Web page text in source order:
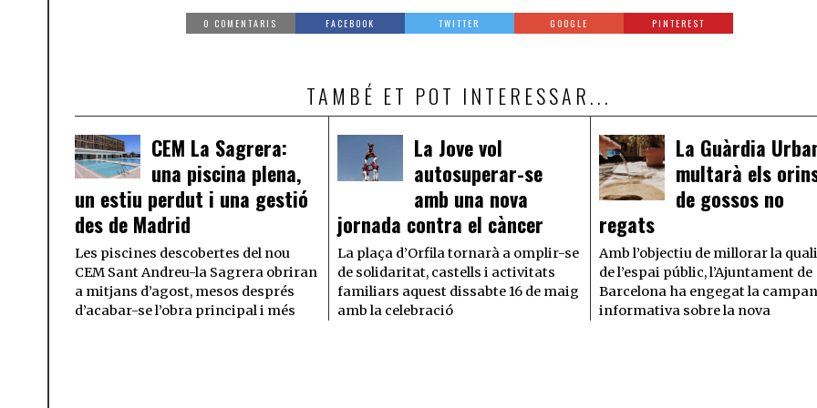
0 COMENTARIS FACEBOOK TWITTER GOOGLE PINTEREST
TAMBÉ ET POT INTERESSAR...
CEM La Sagrera:
una piscina plena,
un estiu perdut i una gestió
des de Madrid
Les piscines descobertes del nou
CEM Sant Andreu-la Sagrera obriran
a mitjans d’agost, mesos després
d’acabar-se l’obra principal i més
La Jove vol
autosuperar-se
amb una nova
jornada contra el càncer
La plaça d’Orfila tornarà a omplir-se
de solidaritat, castells i activitats
familiars aquest dissabte 16 de maig
amb la celebració
La Guàrdia
multarà els
de gossos no
regats
Amb l’objectiu de millorar la
de l’espai públic, l’Ajuntament de
Barcelona ha engegat la
informativa sobre la nova